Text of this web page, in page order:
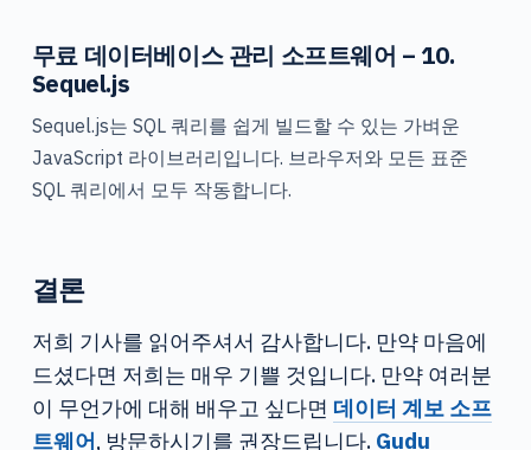
무료 데이터베이스 관리 소프트웨어 – 10.
Sequel.js
Sequel.js는 SQL 쿼리를 쉽게 빌드할 수 있는 가벼운
JavaScript 라이브러리입니다. 브라우저와 모든 표준
SQL 쿼리에서 모두 작동합니다.
결론
저희 기사를 읽어주셔서 감사합니다. 만약 마음에
드셨다면 저희는 매우 기쁠 것입니다. 만약 여러분
이 무언가에 대해 배우고 싶다면 데이터 계보 소프
트웨어, 방문하시기를 권장드립니다. Gudu